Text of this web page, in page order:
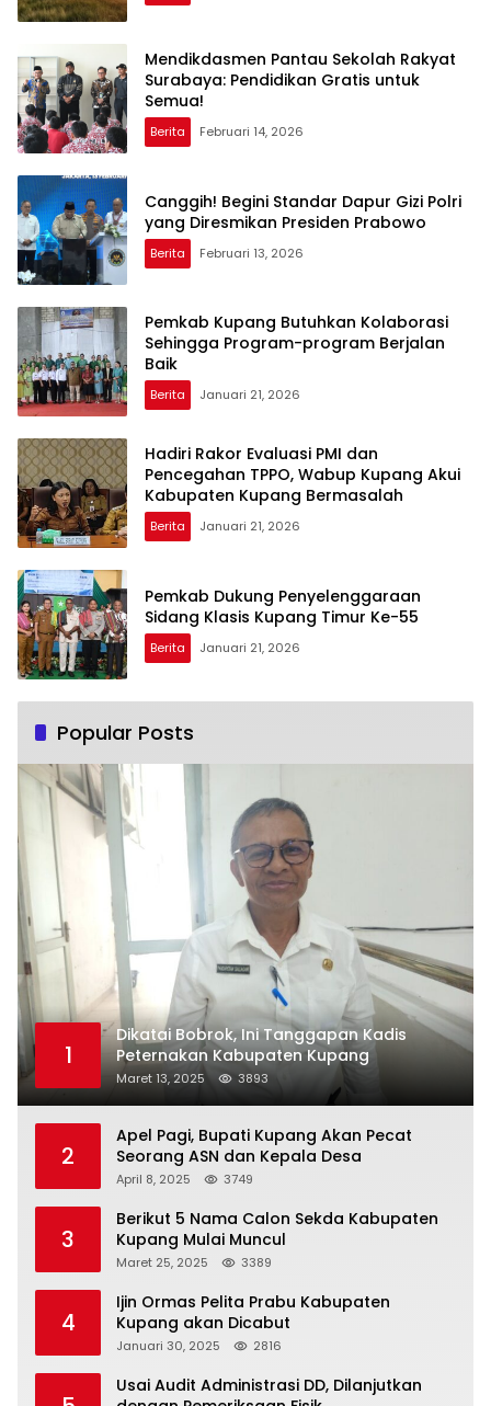
Mendikdasmen Pantau Sekolah Rakyat
Surabaya: Pendidikan Gratis untuk
Semua!
Berita Februari 14, 2026
Canggih! Begini Standar Dapur Gizi Polri
yang Diresmikan Presiden Prabowo
Berita Februari 13, 2026
Pemkab Kupang Butuhkan Kolaborasi
Sehingga Program-program Berjalan
Baik
Berita Januari 21, 2026
Hadiri Rakor Evaluasi PMI dan
Pencegahan TPPO, Wabup Kupang Akui
Kabupaten Kupang Bermasalah
Berita Januari 21, 2026
Pemkab Dukung Penyelenggaraan
Sidang Klasis Kupang Timur Ke-55
Berita Januari 21, 2026
Popular Posts
1
Dikatai Bobrok, Ini Tanggapan Kadis
Peternakan Kabupaten Kupang
Maret 13, 2025 3893
2
Apel Pagi, Bupati Kupang Akan Pecat
Seorang ASN dan Kepala Desa
April 8, 2025 3749
3
Berikut 5 Nama Calon Sekda Kabupaten
Kupang Mulai Muncul
Maret 25, 2025 3389
4
Ijin Ormas Pelita Prabu Kabupaten
Kupang akan Dicabut
Januari 30, 2025 2816
Usai Audit Administrasi DD, Dilanjutkan